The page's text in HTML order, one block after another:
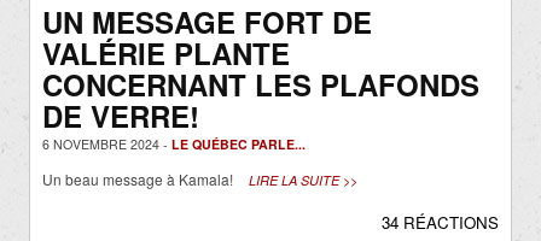
UN MESSAGE FORT DE
VALÉRIE PLANTE
CONCERNANT LES PLAFONDS
DE VERRE!
6 NOVEMBRE 2024 - LE QUÉBEC PARLE...
Un beau message à Kamala! LIRE LA SUITE >>
34 RÉACTIONS